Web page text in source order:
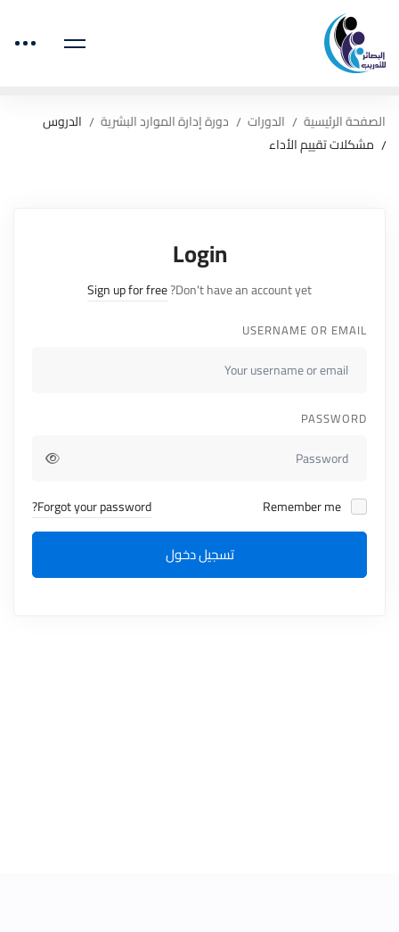
الصفحة الرئيسية الدورات دورة إدارة الموارد البشرية
الدروس
مشكلات تقييم الأداء
Login
Don't have an account yet?
Sign up for free
USERNAME OR EMAIL
PASSWORD
Forgot your password?
تسجيل دخول